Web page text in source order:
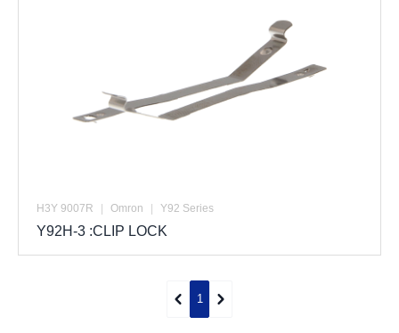
H3Y 9007R | Omron | Y92 Series
Y92H-3 :CLIP LOCK
1